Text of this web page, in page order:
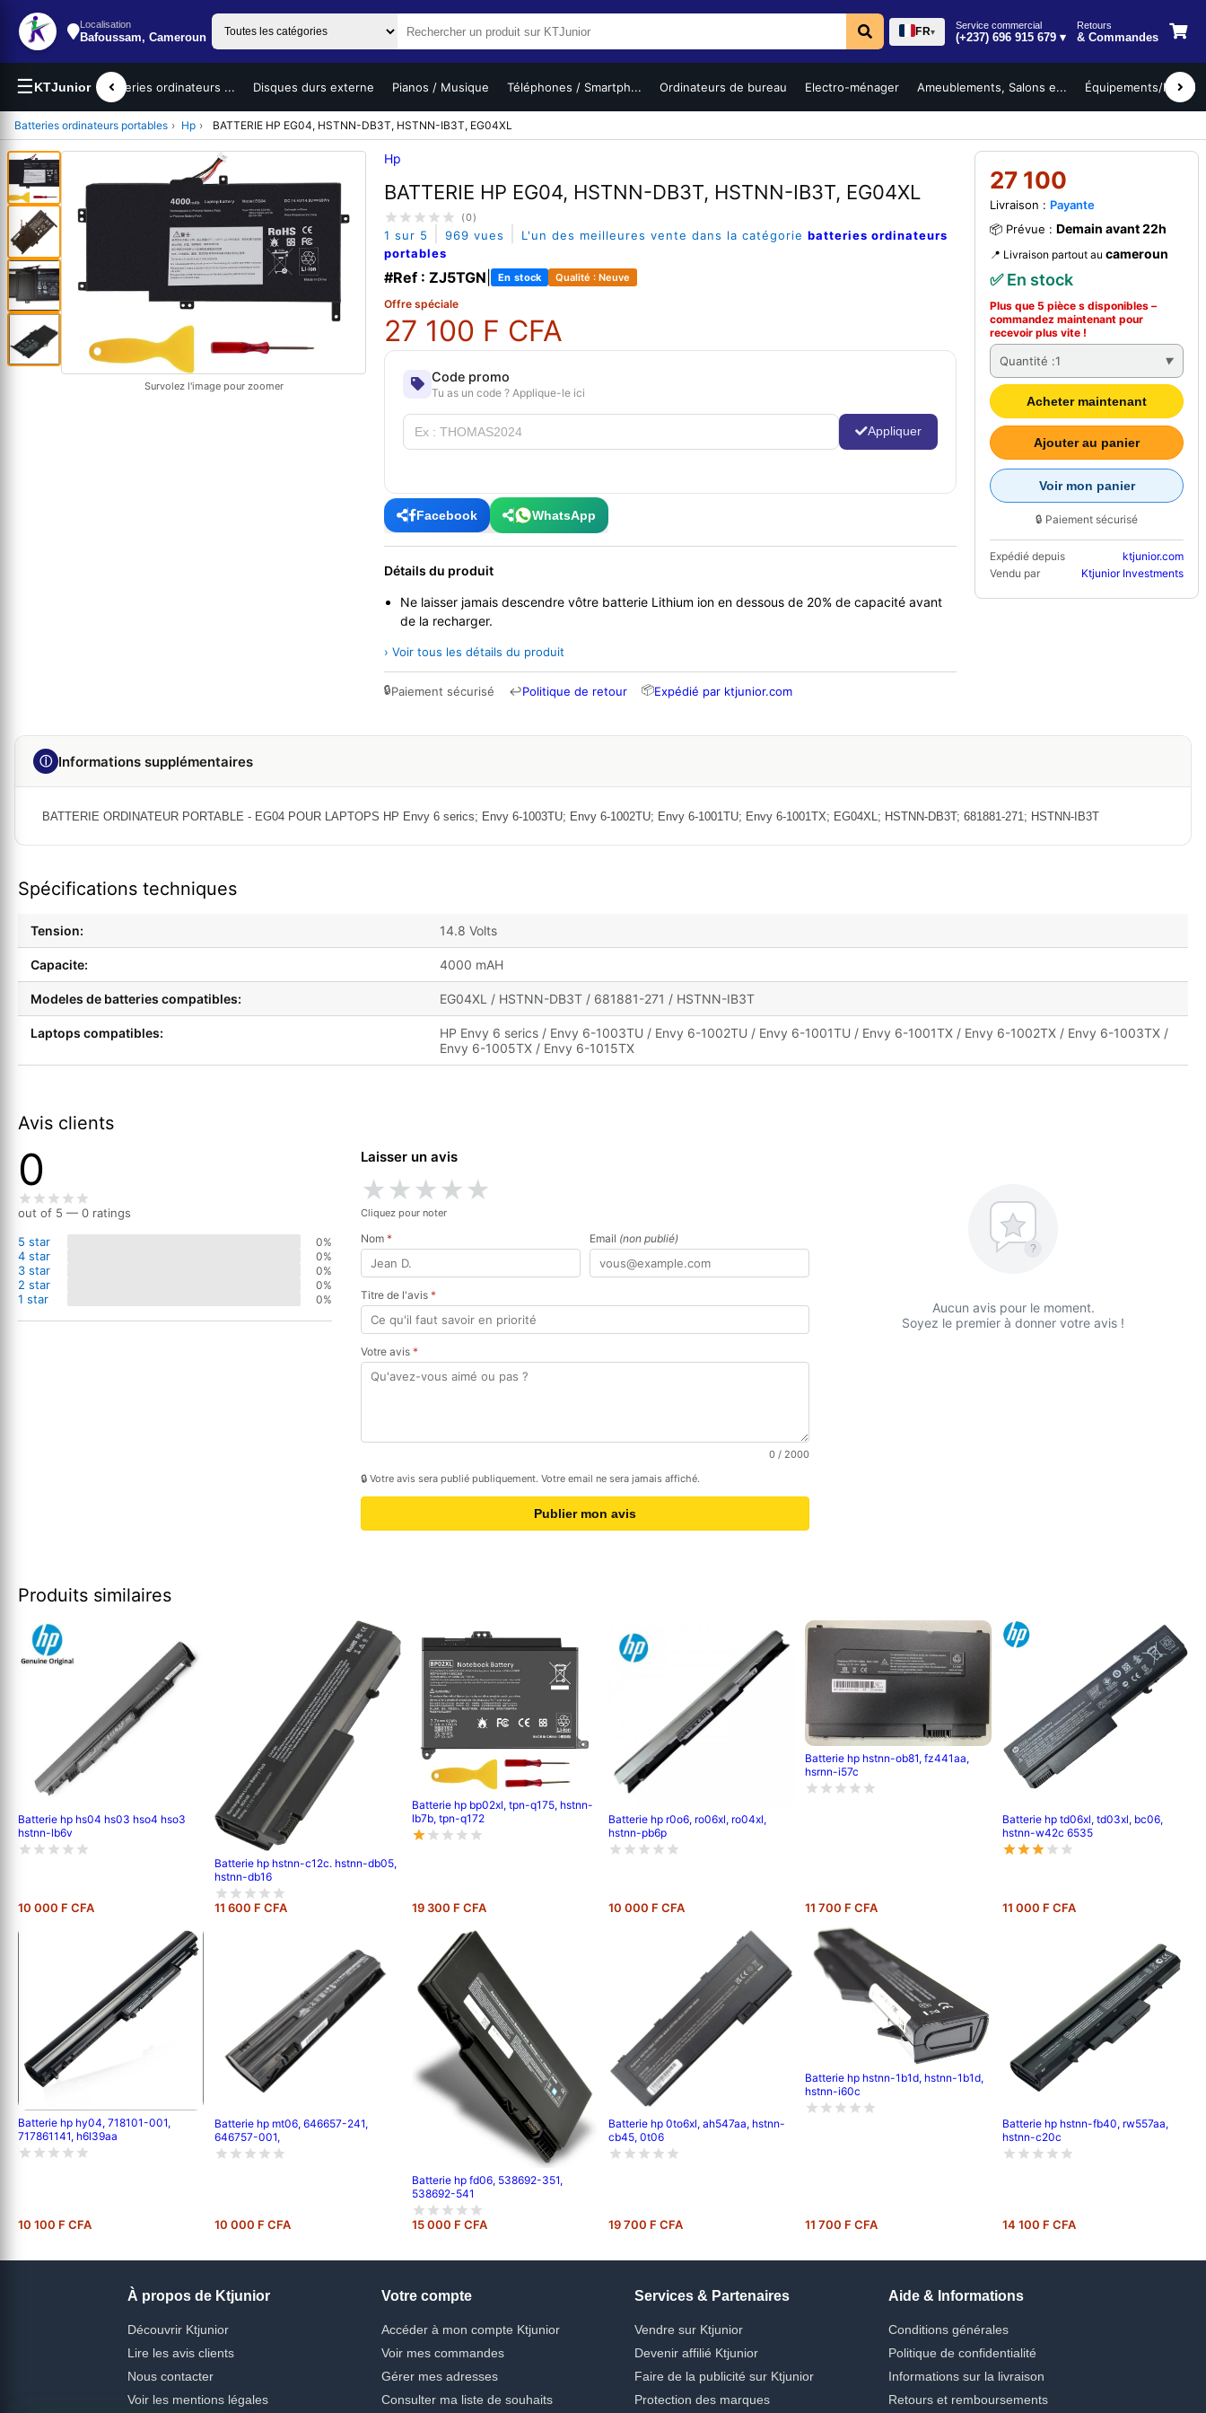
Localisation
Bafoussam, Cameroun FR▾
Service commercial
(+237) 696 915 679 ▾
Retours
& Commandes
☰KTJunior
portables Batteries ordinateurs ... Disques durs externe Pianos / Musique Téléphones / Smartph... Ordinateurs de bureau Electro-ménager Ameublements, Salons e... Équipements/
Batteries ordinateurs portables › Hp › BATTERIE HP EG04, HSTNN-DB3T, HSTNN-IB3T, EG04XL
Survolez l'image pour zoomer
Hp
BATTERIE HP EG04, HSTNN-DB3T, HSTNN-IB3T, EG04XL
(0)
1 sur 5 969 vues L'un des meilleures vente dans la catégorie batteries ordinateurs
portables
#Ref : ZJ5TGN En stock Qualité : Neuve
Offre spéciale
27 100 F CFA
Code promo
Tu as un code ? Applique-le ici
Appliquer
Facebook WhatsApp
Détails du produit
Ne laisser jamais descendre vôtre batterie Lithium ion en dessous de 20% de capacité avant
de la recharger.
› Voir tous les détails du produit
🔒Paiement sécurisé ↩Politique de retour 📦Expédié par ktjunior.com
27 100
Livraison : Payante
📦 Prévue : Demain avant 22h
📍 Livraison partout au cameroun
✅ En stock
Plus que 5 pièce s disponibles –
commandez maintenant pour
recevoir plus vite !
Quantité :1
Acheter maintenant
Ajouter au panier
Voir mon panier
🔒 Paiement sécurisé
Expédié depuis
ktjunior.com
Vendu par
Ktjunior Investments
ⓘ Informations supplémentaires
BATTERIE ORDINATEUR PORTABLE - EG04 POUR LAPTOPS HP Envy 6 serics; Envy 6-1003TU; Envy 6-1002TU; Envy 6-1001TU; Envy 6-1001TX; EG04XL; HSTNN-DB3T; 681881-271; HSTNN-IB3T
Spécifications techniques
Tension: 14.8 Volts
Capacite: 4000 mAH
Modeles de batteries compatibles: EG04XL / HSTNN-DB3T / 681881-271 / HSTNN-IB3T
Laptops compatibles:
HP Envy 6 serics / Envy 6-1003TU / Envy 6-1002TU / Envy 6-1001TU / Envy 6-1001TX / Envy 6-1002TX / Envy 6-1003TX /
Envy 6-1005TX / Envy 6-1015TX
Avis clients
0
out of 5 — 0 ratings
5 star
0%
4 star 0%
3 star 0%
2 star 0%
1 star 0%
Laisser un avis
★★★★★
Cliquez pour noter
Nom * Email (non publié)
Titre de l'avis *
Votre avis *
0 / 2000
🔒 Votre avis sera publié publiquement. Votre email ne sera jamais affiché.
Publier mon avis
?
Aucun avis pour le moment.
Soyez le premier à donner votre avis !
Produits similaires
Batterie hp hs04 hs03 hso4 hso3
hstnn-lb6v
10 000 F CFA
Batterie hp hstnn-c12c. hstnn-db05,
hstnn-db16
11 600 F CFA
Batterie hp bp02xl, tpn-q175, hstnn-
lb7b, tpn-q172
19 300 F CFA
Batterie hp r0o6, ro06xl, ro04xl,
hstnn-pb6p
10 000 F CFA
Batterie hp hstnn-ob81, fz441aa,
hsrnn-i57c
11 700 F CFA
Batterie hp td06xl, td03xl, bc06,
hstnn-w42c 6535
11 000 F CFA
Batterie hp hy04, 718101-001,
717861141, h6l39aa
10 100 F CFA
Batterie hp mt06, 646657-241,
646757-001,
10 000 F CFA
Batterie hp fd06, 538692-351,
538692-541
15 000 F CFA
Batterie hp 0to6xl, ah547aa, hstnn-
cb45, 0t06
19 700 F CFA
Batterie hp hstnn-1b1d, hstnn-1b1d,
hstnn-i60c
11 700 F CFA
Batterie hp hstnn-fb40, rw557aa,
hstnn-c20c
14 100 F CFA
À propos de Ktjunior
Découvrir Ktjunior
Lire les avis clients
Nous contacter
Voir les mentions légales
Votre compte
Accéder à mon compte Ktjunior
Voir mes commandes
Gérer mes adresses
Consulter ma liste de souhaits
Services & Partenaires
Vendre sur Ktjunior
Devenir affilié Ktjunior
Faire de la publicité sur Ktjunior
Protection des marques
Aide & Informations
Conditions générales
Politique de confidentialité
Informations sur la livraison
Retours et remboursements